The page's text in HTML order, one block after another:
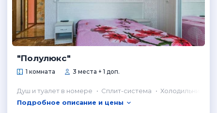
"Полулюкс"
1 комната 3 места + 1 доп.
Душ и туалет в номере Сплит-система
Холодильник в
Подробное описание и цены